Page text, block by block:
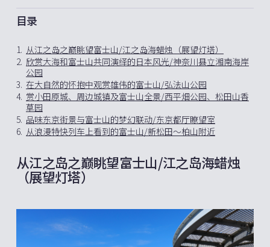
目录
1. 从江之岛之巅眺望富士山/江之岛海蜡烛（展望灯塔）
2. 欣赏大海和富士山共同演绎的日本风光/神奈川县立湘南海岸
公园
3. 在大自然的怀抱中观赏雄伟的富士山/弘法山公园
4. 赏小田原城、周边城镇及富士山全景/西平畑公园、松田山香
草园
5. 品味东京街景与富士山的梦幻联动/东京都厅瞭望室
6. 从浪漫特快列车上看到的富士山/新松田～柏山附近
从江之岛之巅眺望富士山/江之岛海蜡烛
（展望灯塔）